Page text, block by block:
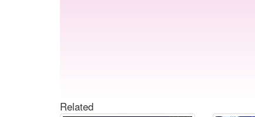
Related